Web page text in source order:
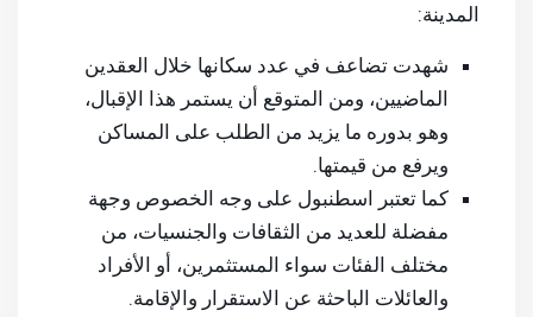
المدينة:
شهدت تضاعف في عدد سكانها خلال العقدين
الماضيين، ومن المتوقع أن يستمر هذا الإقبال،
وهو بدوره ما يزيد من الطلب على المساكن
ويرفع من قيمتها.
كما تعتبر اسطنبول على وجه الخصوص وجهة
مفضلة للعديد من الثقافات والجنسيات، من
مختلف الفئات سواء المستثمرين، أو الأفراد
والعائلات الباحثة عن الاستقرار والإقامة.